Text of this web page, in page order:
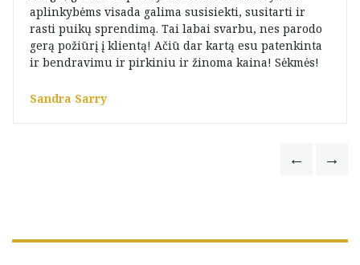
aplinkybėms visada galima susisiekti, susitarti ir
rasti puikų sprendimą. Tai labai svarbu, nes parodo
gerą požiūrį į klientą! Ačiū dar kartą esu patenkinta
ir bendravimu ir pirkiniu ir žinoma kaina! Sėkmės!
Sandra Sarry